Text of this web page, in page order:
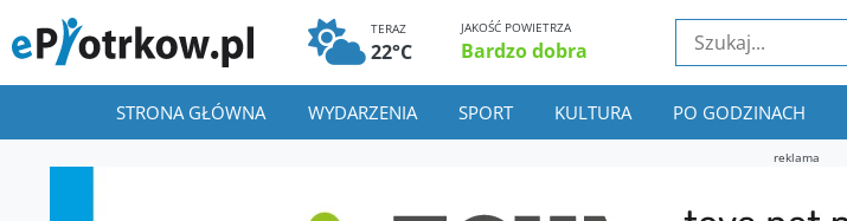
TERAZ
22°C
JAKOŚĆ POWIETRZA
Bardzo dobra
STRONA GŁÓWNA WYDARZENIA SPORT KULTURA PO GODZINACH
reklama